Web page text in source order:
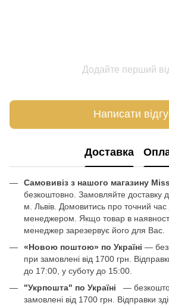
Додайте перший
Написати
Доставка
Самовивіз з нашого магазину
безкоштовно. Замовляйте доставку
м. Львів. Домовитись про точний
менеджером. Якщо товар в
менеджер зарезервує його для Вас.
«Новою поштою» по Україні —
при замовлені від 1700 грн.
до 17:00, у суботу до 15:00.
"Укрпошта" по Україні
—
замовлені від 1700 грн. Відправки